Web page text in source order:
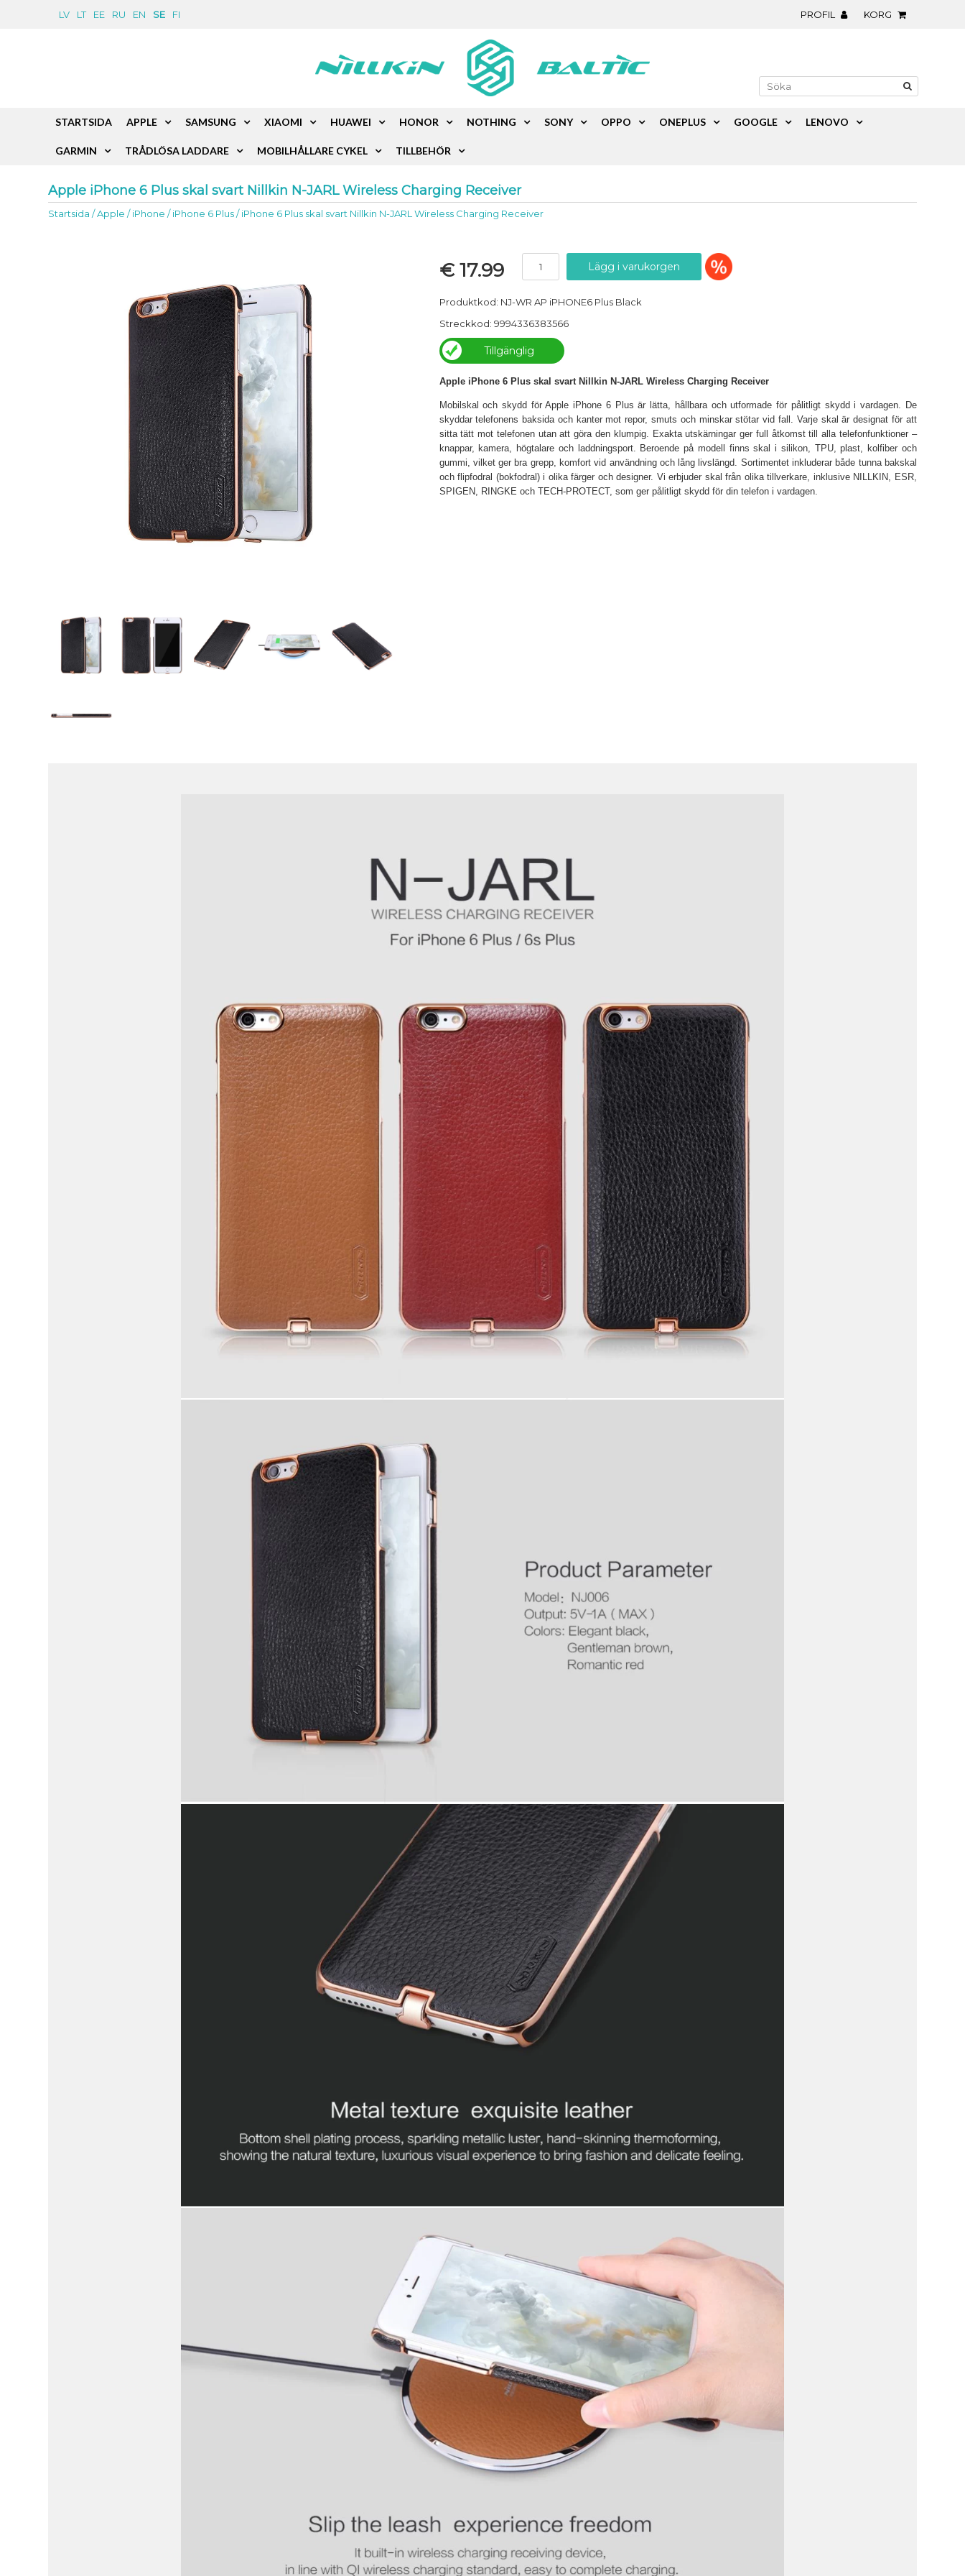
LV LT EE RU EN SE FI PROFIL KORG
Apple iPhone 6 Plus skal svart Nillkin N-JARL Wireless Charging Receiver
Startsida /Apple /iPhone /iPhone 6 Plus/iPhone 6 Plus skal svart Nillkin N-JARL Wireless Charging Receiver
€ 17.99
Produktkod: NJ-WR AP iPHONE6 Plus Black
Streckkod: 9994336383566
Tillgänglig
Apple iPhone 6 Plus skal svart Nillkin N-JARL Wireless Charging Receiver
Mobilskal och skydd för Apple iPhone 6 Plus är lätta, hållbara och utformade för pålitligt skydd i vardagen. De
skyddar telefonens baksida och kanter mot repor, smuts och minskar stötar vid fall. Varje skal är designat för att
sitta tätt mot telefonen utan att göra den klumpig. Exakta utskärningar ger full åtkomst till alla telefonfunktioner –
knappar, kamera, högtalare och laddningsport. Beroende på modell finns skal i silikon, TPU, plast, kolfiber och
gummi, vilket ger bra grepp, komfort vid användning och lång livslängd. Sortimentet inkluderar både tunna bakskal
och flipfodral (bokfodral) i olika färger och designer. Vi erbjuder skal från olika tillverkare, inklusive NILLKIN, ESR,
SPIGEN, RINGKE och TECH-PROTECT, som ger pålitligt skydd för din telefon i vardagen.
STARTSIDA APPLE SAMSUNG XIAOMI HUAWEI HONOR NOTHING SONY OPPO ONEPLUS GOOGLE LENOVO
GARMIN TRÅDLÖSA LADDARE MOBILHÅLLARE CYKEL TILLBEHÖR